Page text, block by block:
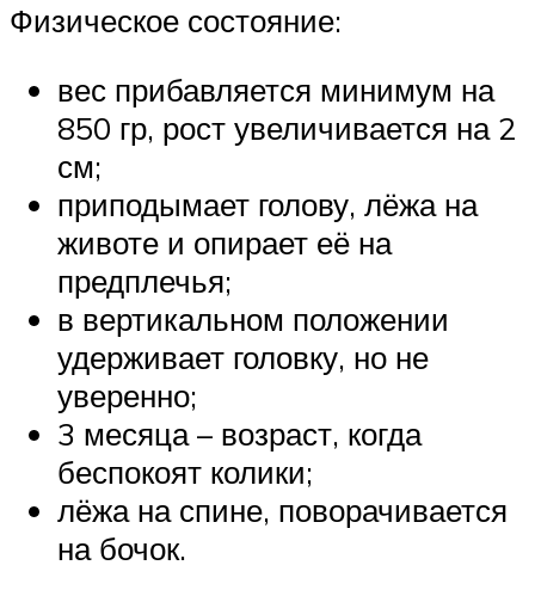
Физическое состояние:
вес прибавляется минимум на
850 гр, рост увеличивается на 2
см;
приподымает голову, лёжа на
животе и опирает её на
предплечья;
в вертикальном положении
удерживает головку, но не
уверенно;
3 месяца – возраст, когда
беспокоят колики;
лёжа на спине, поворачивается
на бочок.